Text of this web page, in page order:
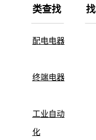
类查找
配电电器
终端电器
工业自动
化
找